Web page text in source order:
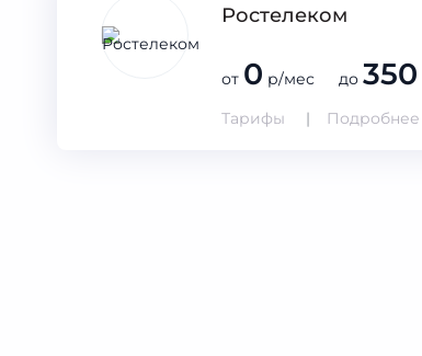
Ростелеком
от 0 р/мес до 350
Тарифы
Подробнее